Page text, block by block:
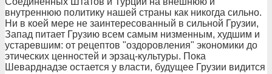
внутреннюю политику нашей страны как никогда сильно.
Ни в коей мере не заинтересованный в сильной Грузии,
Запад питает Грузию всем самым низменным, худшим и
устаревшим: от рецептов "оздоровления" экономики до
этических ценностей и эрзац-культуры. Пока
Шеварднадзе остается у власти, будущее Грузии видится